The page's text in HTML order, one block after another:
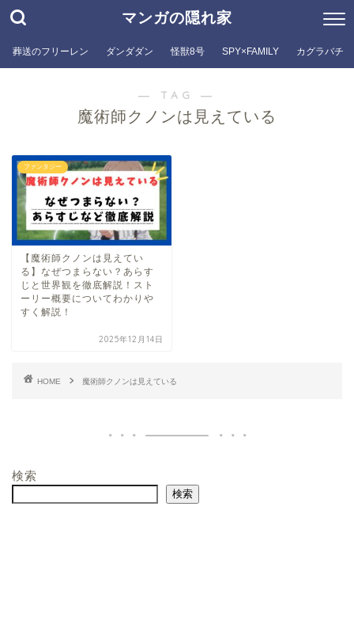
マンガの隠れ家
葬送のフリーレン ダンダダン 怪獣8号 SPY×FAMILY カグラバチ
― TAG ―
魔術師クノンは見えている
ファンタジー
【魔術師クノンは見えてい
る】なぜつまらない？あらす
じと世界観を徹底解説！スト
ーリー概要についてわかりや
すく解説！
2025年12月14日
HOME 魔術師クノンは見えている
検索
検索